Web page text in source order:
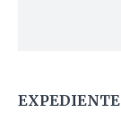
EXPEDIENTE